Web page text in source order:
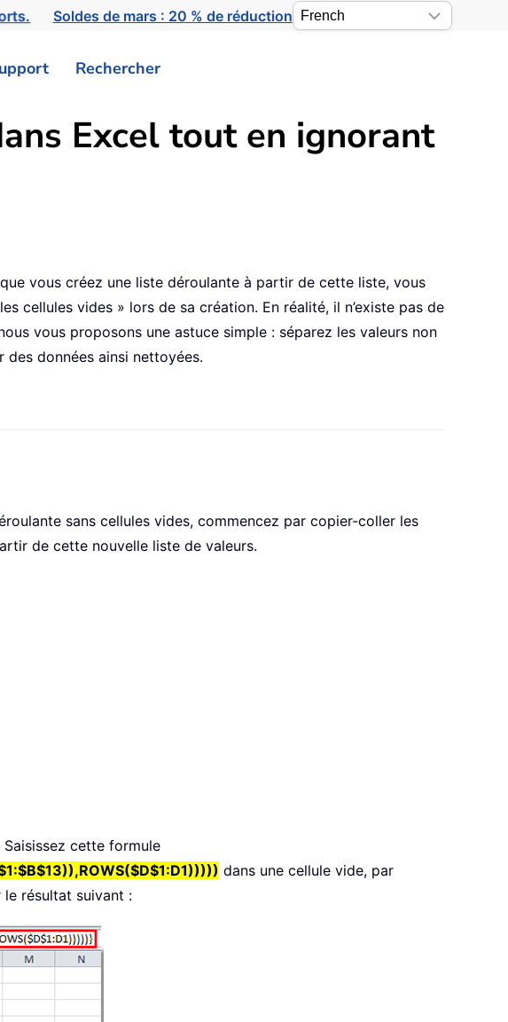
Soldes de mars : 20 % de réduction
Rechercher
Excel tout en ignorant
vous créez une liste déroulante à partir de cette liste, vous
cellules vides » lors de sa création. En réalité, il n’existe pas de
vous proposons une astuce simple : séparez les valeurs non
données ainsi nettoyées.
sans cellules vides, commencez par copier-coller les
de cette nouvelle liste de valeurs.
cette formule
dans une cellule vide, par
résultat suivant :